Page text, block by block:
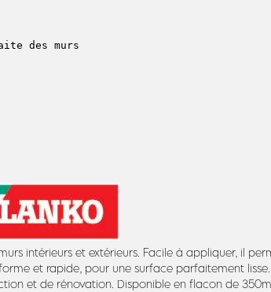
des murs
intérieurs et extérieurs. Facile à appliquer, il
et rapide, pour une surface parfaitement
et de rénovation. Disponible en flacon de